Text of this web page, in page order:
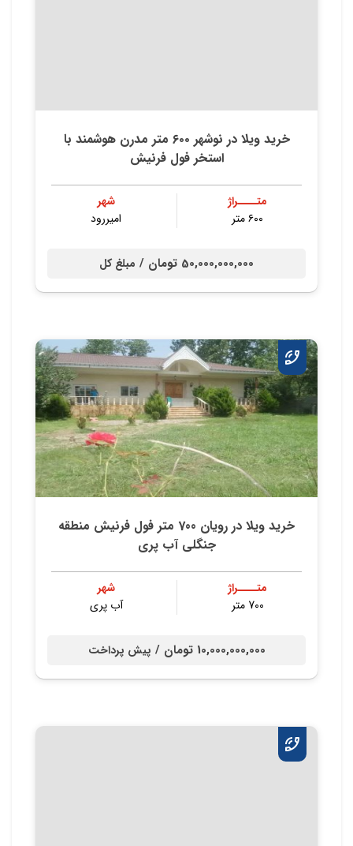
خرید ویلا در نوشهر ۶۰۰ متر مدرن هوشمند با
استخر فول فرنیش
متــــراژ
۶۰۰ متر
شهر
امیررود
50,000,000,000 تومان / مبلغ کل
خرید ویلا در رویان 700 متر فول فرنیش منطقه
جنگلی آب پری
متــــراژ
700 متر
شهر
آب پری
10,000,000,000 تومان / پیش پرداخت